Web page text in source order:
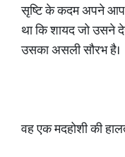
सृष्टि के कदम अपने
था कि शायद जो उसने
उसका असली सौरभ है।
वह एक मदहोशी की